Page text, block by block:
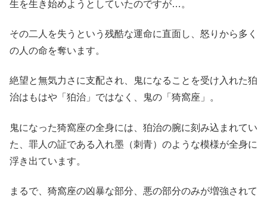
生を生き始めようとしていたのですが…。
その二人を失うという残酷な運命に直面し、怒りから多く
の人の命を奪います。
絶望と無気力さに支配され、鬼になることを受け入れた狛
治はもはや「狛治」ではなく、鬼の「猗窩座」。
鬼になった猗窩座の全身には、狛治の腕に刻み込まれてい
た、罪人の証である入れ墨（刺青）のような模様が全身に
浮き出ています。
まるで、猗窩座の凶暴な部分、悪の部分のみが増強されて